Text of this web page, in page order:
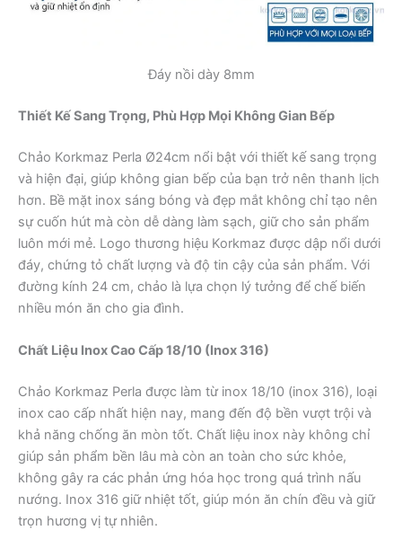
Đáy nồi dày 8mm
Thiết Kế Sang Trọng, Phù Hợp Mọi Không Gian Bếp
Chảo Korkmaz Perla Ø24cm nổi bật với thiết kế sang trọng
và hiện đại, giúp không gian bếp của bạn trở nên thanh lịch
hơn. Bề mặt inox sáng bóng và đẹp mắt không chỉ tạo nên
sự cuốn hút mà còn dễ dàng làm sạch, giữ cho sản phẩm
luôn mới mẻ. Logo thương hiệu Korkmaz được dập nổi dưới
đáy, chứng tỏ chất lượng và độ tin cậy của sản phẩm. Với
đường kính 24 cm, chảo là lựa chọn lý tưởng để chế biến
nhiều món ăn cho gia đình.
Chất Liệu Inox Cao Cấp 18/10 (Inox 316)
Chảo Korkmaz Perla được làm từ inox 18/10 (inox 316), loại
inox cao cấp nhất hiện nay, mang đến độ bền vượt trội và
khả năng chống ăn mòn tốt. Chất liệu inox này không chỉ
giúp sản phẩm bền lâu mà còn an toàn cho sức khỏe,
không gây ra các phản ứng hóa học trong quá trình nấu
nướng. Inox 316 giữ nhiệt tốt, giúp món ăn chín đều và giữ
trọn hương vị tự nhiên.